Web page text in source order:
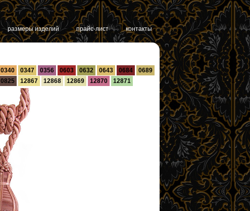
размеры изделий прайс-лист контакты
0340 0347 0356 0603 0632 0643 0684
0689
0825 12867 12868 12869 12870 12871